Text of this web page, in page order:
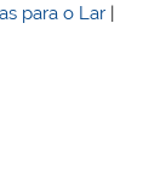
para o Lar |